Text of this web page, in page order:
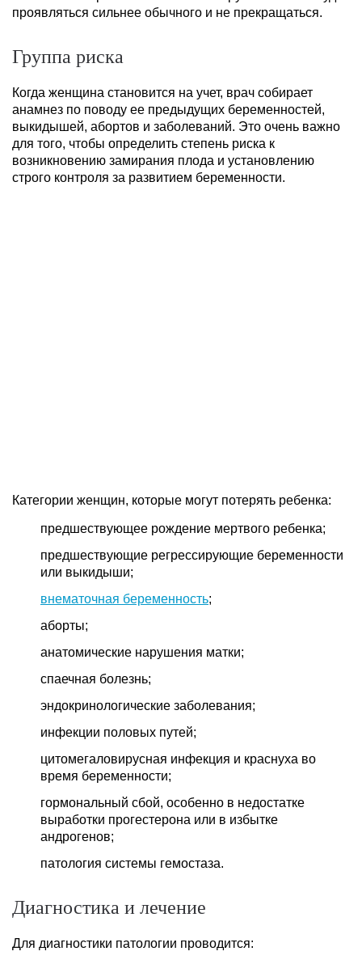
проявляться сильнее обычного и не прекращаться.
Группа риска
Когда женщина становится на учет, врач собирает
анамнез по поводу ее предыдущих беременностей,
выкидышей, абортов и заболеваний. Это очень важно
для того, чтобы определить степень риска к
возникновению замирания плода и установлению
строго контроля за развитием беременности.
Категории женщин, которые могут потерять ребенка:
предшествующее рождение мертвого ребенка;
предшествующие регрессирующие беременности
или выкидыши;
внематочная беременность;
аборты;
анатомические нарушения матки;
спаечная болезнь;
эндокринологические заболевания;
инфекции половых путей;
цитомегаловирусная инфекция и краснуха во
время беременности;
гормональный сбой, особенно в недостатке
выработки прогестерона или в избытке
андрогенов;
патология системы гемостаза.
Диагностика и лечение
Для диагностики патологии проводится: